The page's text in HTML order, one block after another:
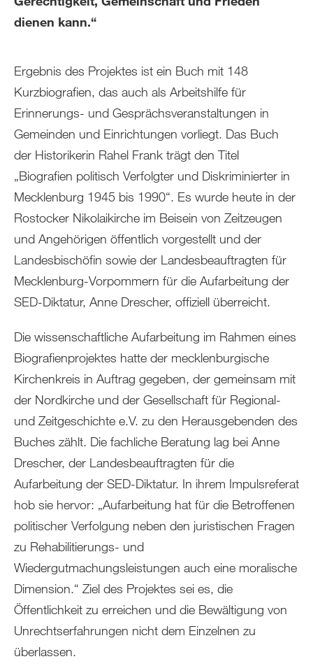
dienen kann.“
Ergebnis des Projektes ist ein Buch mit 148
Kurzbiografien, das auch als Arbeitshilfe für
Erinnerungs- und Gesprächsveranstaltungen in
Gemeinden und Einrichtungen vorliegt. Das Buch
der Historikerin Rahel Frank trägt den Titel
„Biografien politisch Verfolgter und Diskriminierter in
Mecklenburg 1945 bis 1990“. Es wurde heute in der
Rostocker Nikolaikirche im Beisein von Zeitzeugen
und Angehörigen öffentlich vorgestellt und der
Landesbischöfin sowie der Landesbeauftragten für
Mecklenburg-Vorpommern für die Aufarbeitung der
SED-Diktatur, Anne Drescher, offiziell überreicht.
Die wissenschaftliche Aufarbeitung im Rahmen eines
Biografienprojektes hatte der mecklenburgische
Kirchenkreis in Auftrag gegeben, der gemeinsam mit
der Nordkirche und der Gesellschaft für Regional-
und Zeitgeschichte e.V. zu den Herausgebenden des
Buches zählt. Die fachliche Beratung lag bei Anne
Drescher, der Landesbeauftragten für die
Aufarbeitung der SED-Diktatur. In ihrem Impulsreferat
hob sie hervor: „Aufarbeitung hat für die Betroffenen
politischer Verfolgung neben den juristischen Fragen
zu Rehabilitierungs- und
Wiedergutmachungsleistungen auch eine moralische
Dimension.“ Ziel des Projektes sei es, die
Öffentlichkeit zu erreichen und die Bewältigung von
Unrechtserfahrungen nicht dem Einzelnen zu
überlassen.